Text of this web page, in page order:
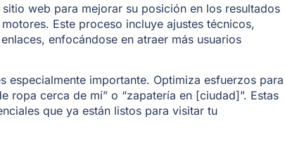
web para mejorar su posición en los resultados
Este proceso incluye ajustes técnicos,
enfocándose en atraer más usuarios
especialmente importante. Optimiza esfuerzos para
ropa cerca de mí” o “zapatería en [ciudad]”. Estas
que ya están listos para visitar tu